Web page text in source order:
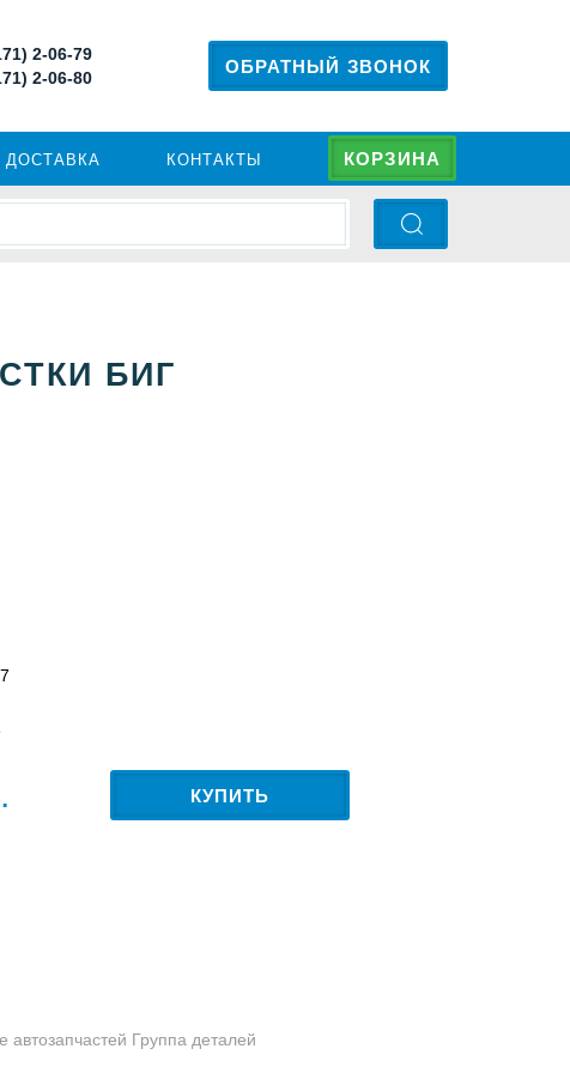
БИГ
КУПИТЬ
автозапчастей Группа деталей
2-06-79
2-06-80
ОБРАТНЫЙ ЗВОНОК
ДОСТАВКА КОНТАКТЫ КОРЗИНА